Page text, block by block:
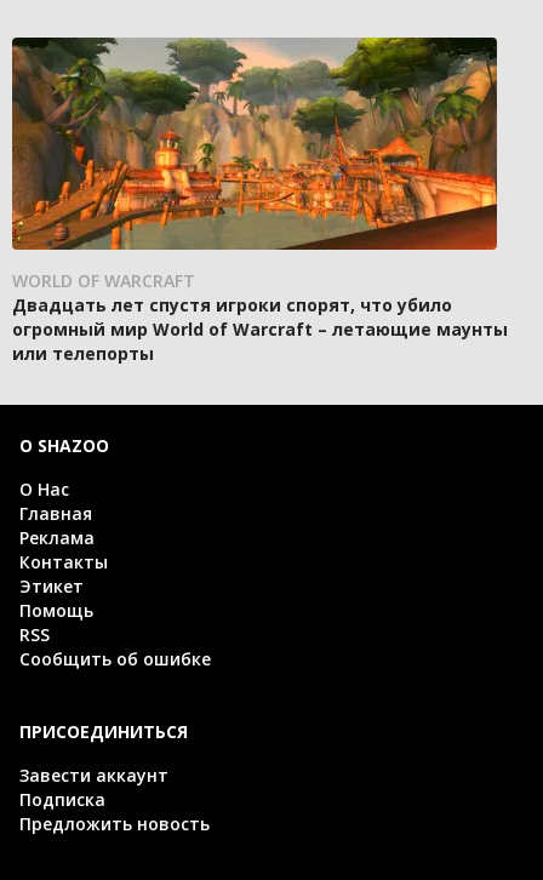
WORLD OF WARCRAFT
Двадцать лет спустя игроки спорят, что убило
огромный мир World of Warcraft – летающие маунты
или телепорты
О SHAZOO
О Нас
Главная
Реклама
Контакты
Этикет
Помощь
RSS
Сообщить об ошибке
ПРИСОЕДИНИТЬСЯ
Завести аккаунт
Подписка
Предложить новость